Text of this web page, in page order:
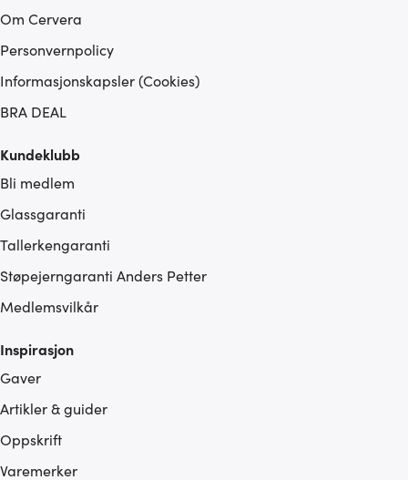
Om Cervera
Personvernpolicy
Informasjonskapsler (Cookies)
BRA DEAL
Kundeklubb
Bli medlem
Glassgaranti
Tallerkengaranti
Støpejerngaranti Anders Petter
Medlemsvilkår
Inspirasjon
Gaver
Artikler & guider
Oppskrift
Varemerker